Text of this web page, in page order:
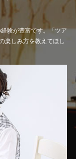
験が豊富です。「ツア
楽しみ方を教えてほし